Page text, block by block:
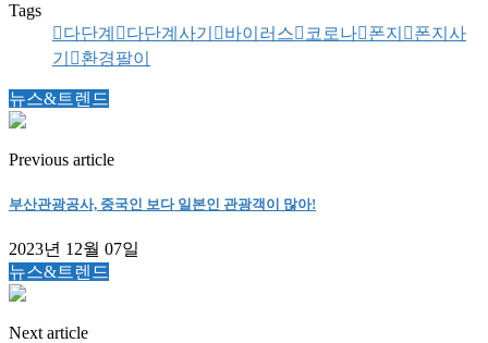
Tags
다단계
다단계사기 바이러스 코로나 폰지
폰지사
기
환경팔이
뉴스&트렌드
Previous article
부산관광공사, 중국인 보다 일본인 관광객이 많아!
2023년 12월 07일
뉴스&트렌드
Next article